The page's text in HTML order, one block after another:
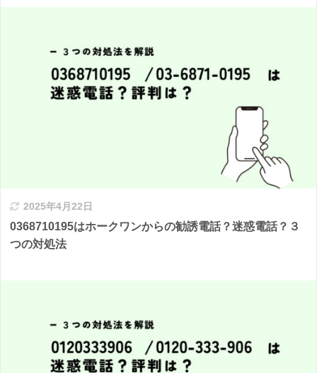
2025年4月22日
0368710195はホークワンからの勧誘電話？迷惑電話？３
つの対処法